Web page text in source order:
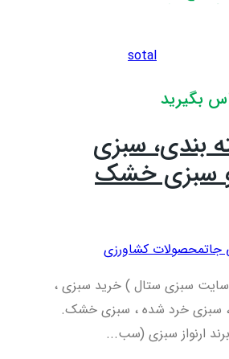
sotal
بگیرید
بندی، سبزی
سبزی خشک
محصولات کشاورزی
سبزی ستال ) خرید سبزی ،
سبزی خرد شده ، سبزی خشک.
ارنواز سبزی (سب...